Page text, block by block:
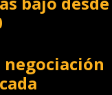
negociación